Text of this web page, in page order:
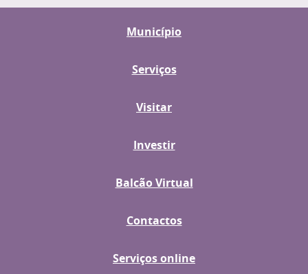
Município
Serviços
Visitar
Investir
Balcão Virtual
Contactos
Serviços online